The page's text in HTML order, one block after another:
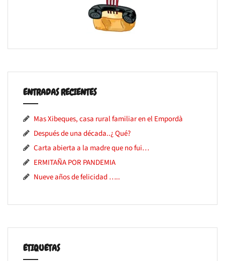
ENTRADAS RECIENTES
Mas Xibeques, casa rural familiar en el Empordà
Después de una década..¿ Qué?
Carta abierta a la madre que no fui…
ERMITAÑA POR PANDEMIA
Nueve años de felicidad …..
ETIQUETAS